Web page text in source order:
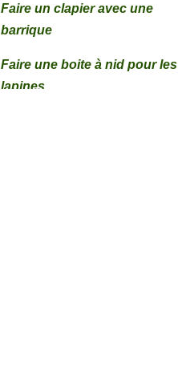
Faire un clapier avec une
barrique
Faire une boite à nid pour les
lapines